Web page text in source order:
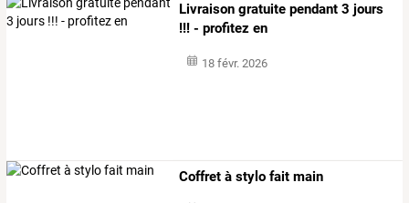
Livraison gratuite pendant 3 jours
!!! - profitez en
18 févr. 2026
Coffret à stylo fait main